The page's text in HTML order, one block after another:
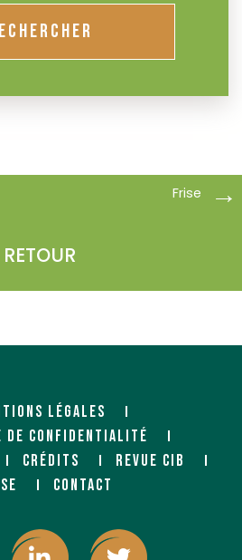
RETOUR
Frise
LÉGALES
DE CONFIDENTIALITÉ
CRÉDITS
REVUE CIB
CONTACT